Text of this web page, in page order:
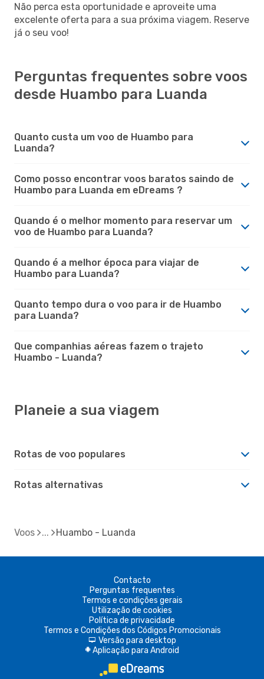
Não perca esta oportunidade e aproveite uma
excelente oferta para a sua próxima viagem. Reserve
já o seu voo!
Perguntas frequentes sobre voos
desde Huambo para Luanda
Quanto custa um voo de Huambo para
Luanda?
Como posso encontrar voos baratos saindo de
Huambo para Luanda em eDreams ?
Quando é o melhor momento para reservar um
voo de Huambo para Luanda?
Quando é a melhor época para viajar de
Huambo para Luanda?
Quanto tempo dura o voo para ir de Huambo
para Luanda?
Que companhias aéreas fazem o trajeto
Huambo - Luanda?
Planeie a sua viagem
Rotas de voo populares
Rotas alternativas
Voos Huambo - Luanda
Contacto
Perguntas frequentes
Termos e condições gerais
Utilização de cookies
Política de privacidade
Termos e Condições dos Códigos Promocionais
d Versão para desktop
A Aplicação para Android